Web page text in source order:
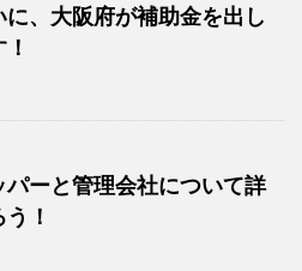
に、大阪府が補助金を出し
パーと管理会社について詳
！